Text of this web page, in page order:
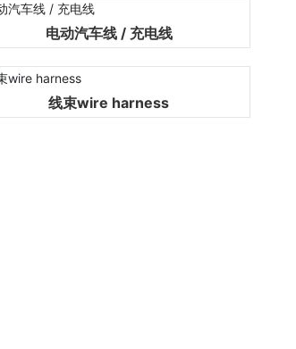
电动汽车线 / 充电线
线束wire harness